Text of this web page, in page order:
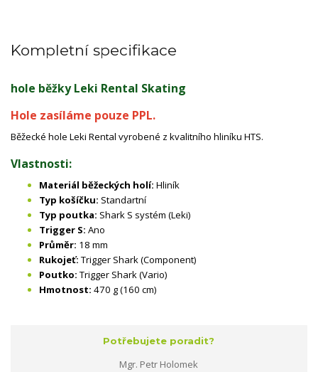
Kompletní specifikace
hole běžky Leki Rental Skating
Hole zasíláme pouze PPL.
Běžecké hole Leki Rental vyrobené z kvalitního hliníku HTS.
Vlastnosti:
Materiál běžeckých holí: Hliník
Typ košíčku: Standartní
Typ poutka: Shark S systém (Leki)
Trigger S: Ano
Průměr: 18 mm
Rukojeť: Trigger Shark (Component)
Poutko: Trigger Shark (Vario)
Hmotnost: 470 g (160 cm)
Potřebujete poradit?
Mgr. Petr Holomek